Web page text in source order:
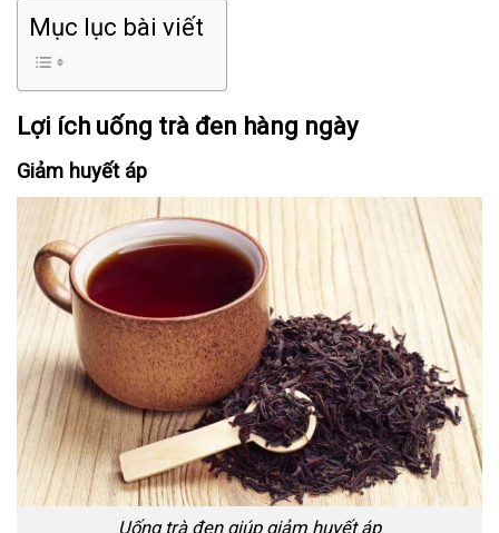
Mục lục bài viết
Lợi ích uống trà đen hàng ngày
Giảm huyết áp
Uống trà đen giúp giảm huyết áp